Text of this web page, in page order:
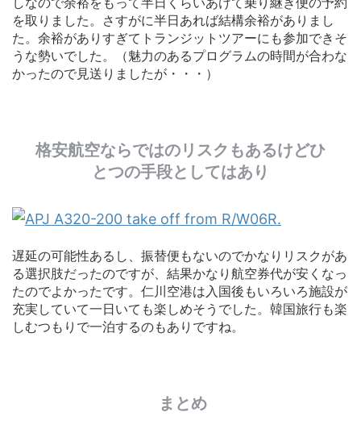
を取りました。さすがに半日あれば結構余裕がありまし
た。余裕がありすぎてトランジットツアーにも参加できそ
うな勢いでした。（魅力のあるプログラムの時間が合わな
かったので見送りましたが・・・）
格安航空ならではのリスクもあるけどひ
とつの手段としてはあり
遅延の可能性あるし、振替便もないのでかなりリスクがあ
る選択肢だったのですが、結果かなり航空券代が安くなっ
たのでよかったです。仁川空港は入国後もいろいろ施設が
充実していて一日いても楽しめそうでした。韓国旅行も楽
しむつもりで一泊するのもありですね。
まとめ